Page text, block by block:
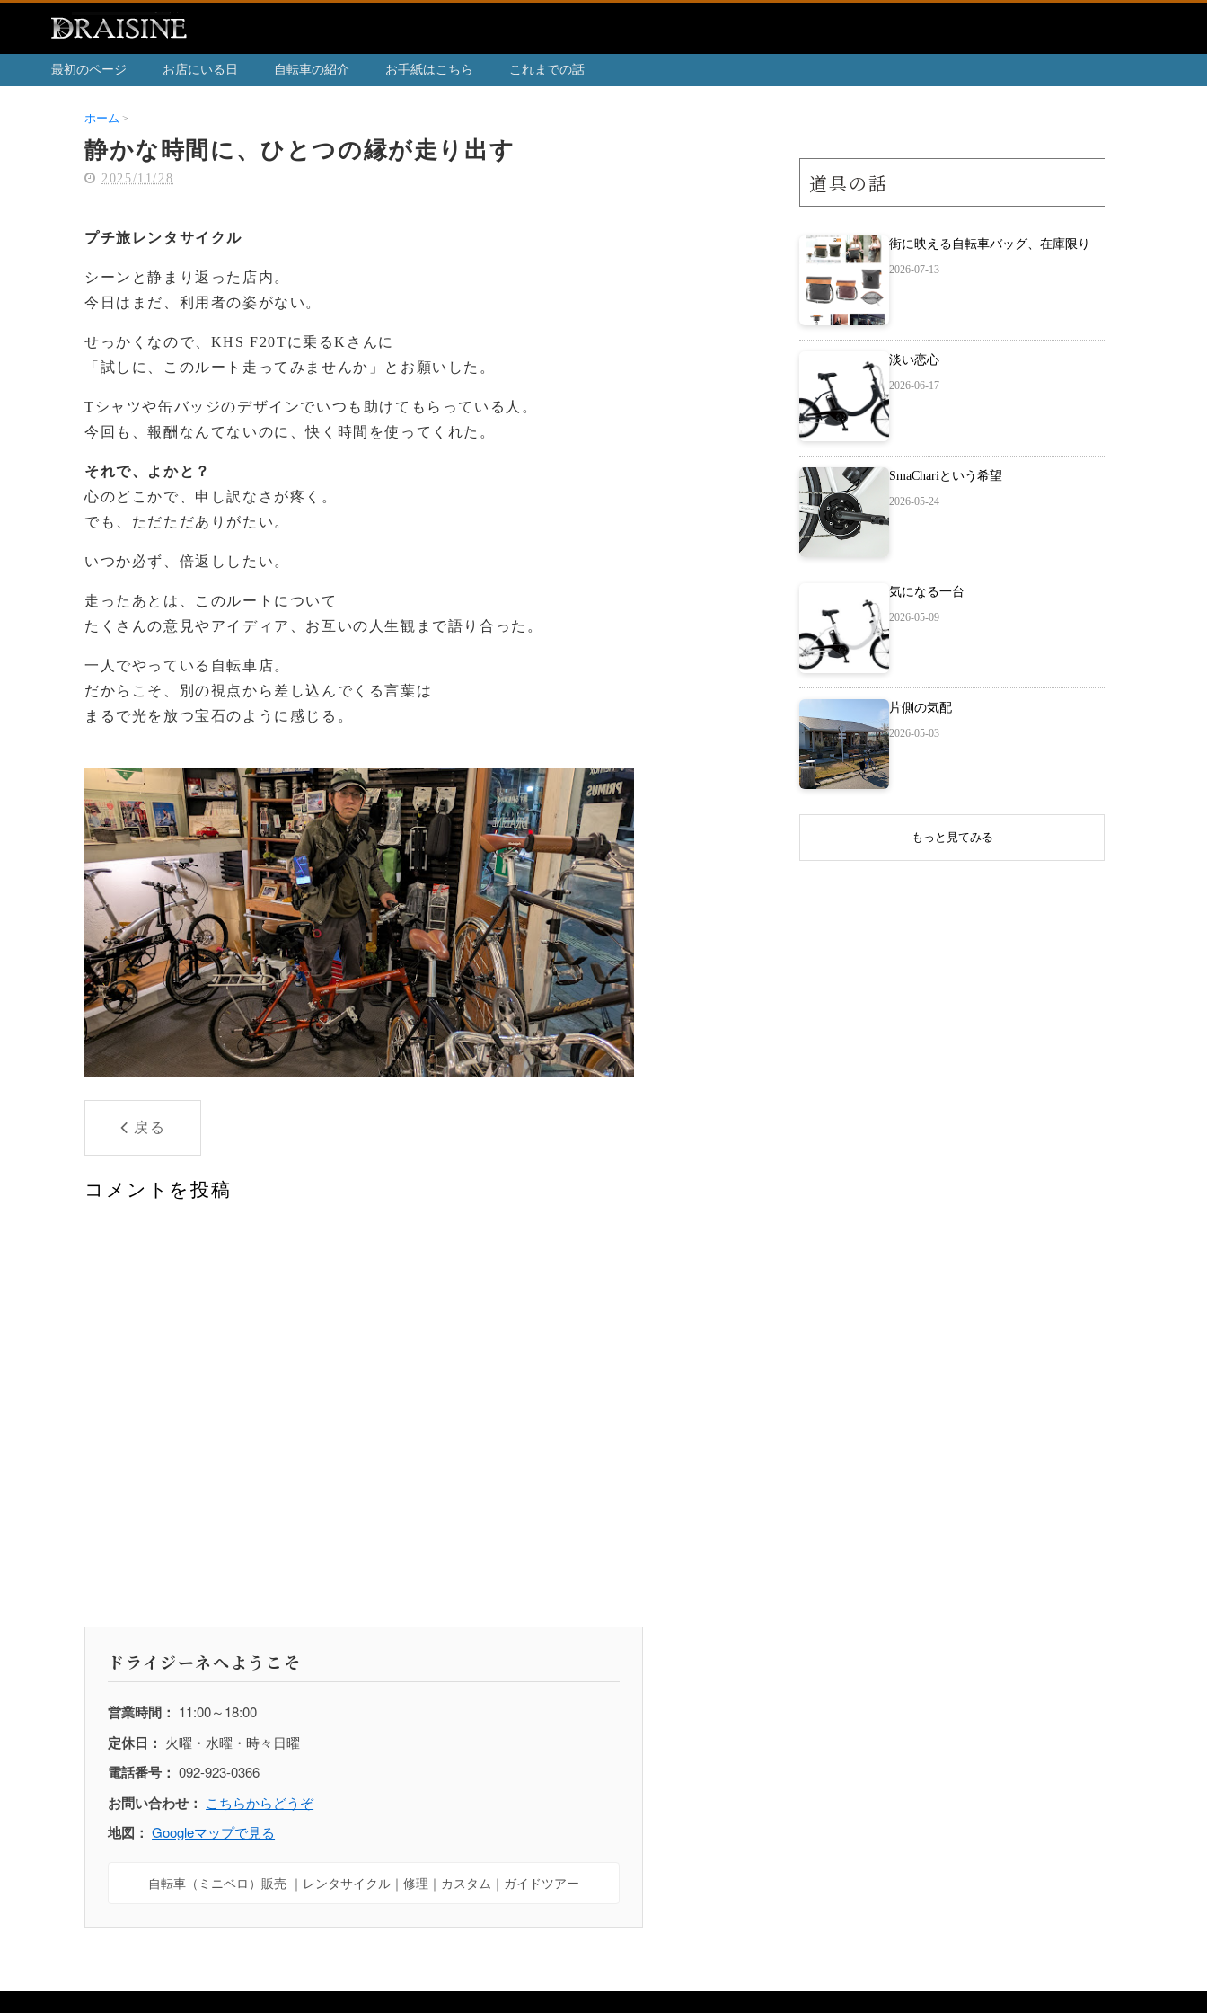
最初のページ お店にいる日 自転車の紹介 お手紙はこちら これまでの話
ホーム
静かな時間に、ひとつの縁が走り出す
2025/11/28
プチ旅レンタサイクル
シーンと静まり返った店内。
今日はまだ、利用者の姿がない。
せっかくなので、KHS F20Tに乗るKさんに
「試しに、このルート走ってみませんか」とお願いした。
Tシャツや缶バッジのデザインでいつも助けてもらっている人。
今回も、報酬なんてないのに、快く時間を使ってくれた。
それで、よかと？
心のどこかで、申し訳なさが疼く。
でも、ただただありがたい。
いつか必ず、倍返ししたい。
走ったあとは、このルートについて
たくさんの意見やアイディア、お互いの人生観まで語り合った。
一人でやっている自転車店。
だからこそ、別の視点から差し込んでくる言葉は
まるで光を放つ宝石のように感じる。
戻る
コメントを投稿
ドライジーネへようこそ
営業時間： 11:00～18:00
定休日： 火曜・水曜・時々日曜
電話番号： 092-923-0366
お問い合わせ： こちらからどうぞ
地図： Googleマップで見る
自転車（ミニベロ）販売 ｜レンタサイクル｜修理｜カスタム｜ガイドツアー
道具の話
街に映える自転車バッグ、在庫限り
2026-07-13
淡い恋心
2026-06-17
SmaChariという希望
2026-05-24
気になる一台
2026-05-09
片側の気配
2026-05-03
もっと見てみる